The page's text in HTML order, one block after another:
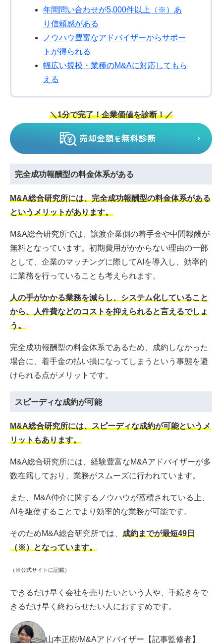
年間問い合わせが5,000件以上（※）あ
り信頼感がある
ノウハウ豊富なアドバイザーからサポー
トが得られる
幅広い規模・業種のM&Aに対応してもら
える
＼1分で完了！企業価値を診断！／
完全成功報酬型の料金体系がある
M&A総合研究所には、完全成功報酬型の料金体系がある
というメリットがあります。
M&A総合研究所では、譲渡企業側の着手金や中間報酬が
無料となっています。初期費用がかからない理由の一部
として、企業のマッチングに際してAIを導入し、効率的
に業務を行っていることも考えられます。
人の手がかかる業務を減らし、システム化していること
から、人件費などのコストを抑えられると言えるでしょ
う。
完全成功報酬型の料金体系であるため、成約しなかった
場合に、着手金の払い損になってしまうという事態を避
けられる点がメリットです。
スピーディな成約が可能
M&A総合研究所には、スピーディな成約が可能というメ
リットもあります。
M&A総合研究所には、経験豊富なM&Aアドバイザーが多
数在籍しており、業務がスムーズに行われています。
また、M&A仲介に関するノウハウが蓄積されている上、
AIを駆使することでより効率的な業務が可能です。
そのためM&A総合研究所では、
成約までが最短49日
（※）となっています。
（※公式サイトに記載）
できるだけ早く会社を売りたいという人や、手続きをで
きるだけ早く終わらせたい人におすすめです。
山本正樹/M&Aアドバイザー【記事監修者】